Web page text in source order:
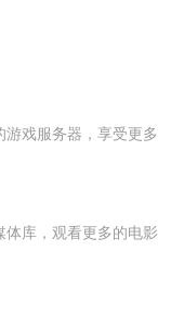
戏服务器，享受更多
库，观看更多的电影